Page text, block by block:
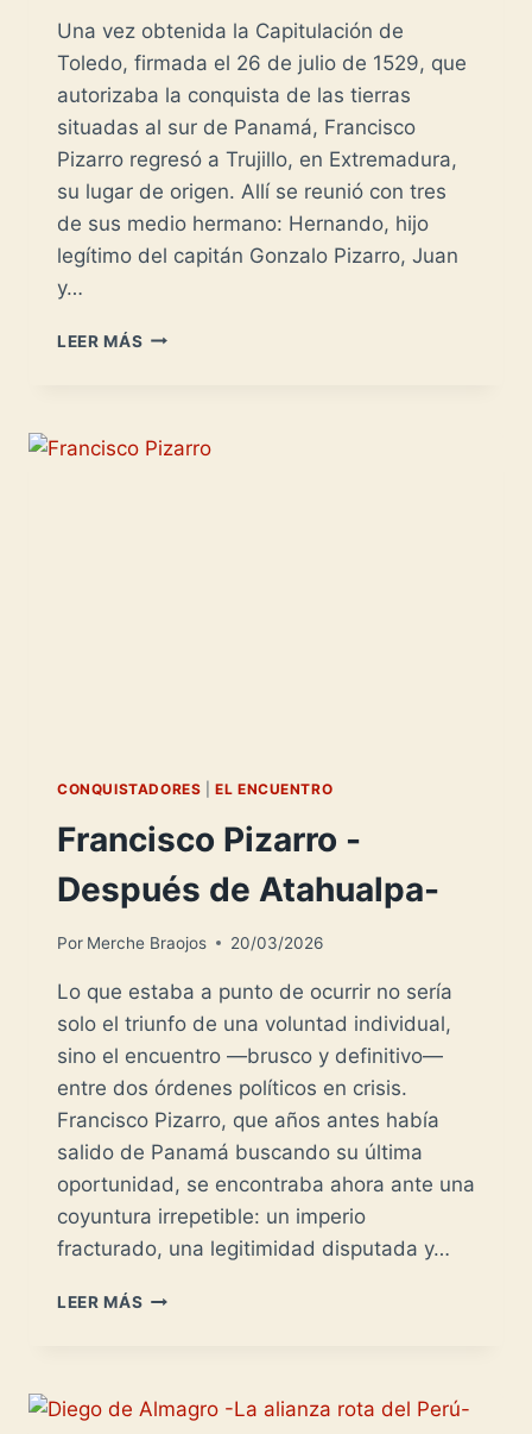
Una vez obtenida la Capitulación de
Toledo, firmada el 26 de julio de 1529, que
autorizaba la conquista de las tierras
situadas al sur de Panamá, Francisco
Pizarro regresó a Trujillo, en Extremadura,
su lugar de origen. Allí se reunió con tres
de sus medio hermano: Hernando, hijo
legítimo del capitán Gonzalo Pizarro, Juan
y…
LEER MÁS LOS
PERÚ
CONQUISTADORES |EL ENCUENTRO
Francisco Pizarro -
Después de Atahualpa-
Por Merche Braojos 20/03/2026
Lo que estaba a punto de ocurrir no sería
solo el triunfo de una voluntad individual,
sino el encuentro —brusco y definitivo—
entre dos órdenes políticos en crisis.
Francisco Pizarro, que años antes había
salido de Panamá buscando su última
oportunidad, se encontraba ahora ante una
coyuntura irrepetible: un imperio
fracturado, una legitimidad disputada y…
LEER MÁS FRANCISCO
ATAHUALPA-